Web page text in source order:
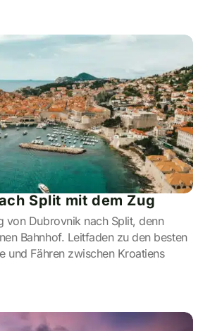
Split mit dem Zug
von Dubrovnik nach Split, denn
Bahnhof. Leitfaden zu den besten
und Fähren zwischen Kroatiens